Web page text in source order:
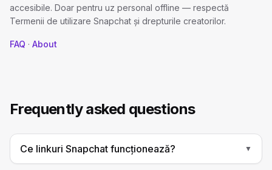
accesibile. Doar pentru uz personal offline — respectă
Termenii de utilizare Snapchat și drepturile creatorilor.
FAQ · About
Frequently asked questions
Ce linkuri Snapchat funcționează? ▼